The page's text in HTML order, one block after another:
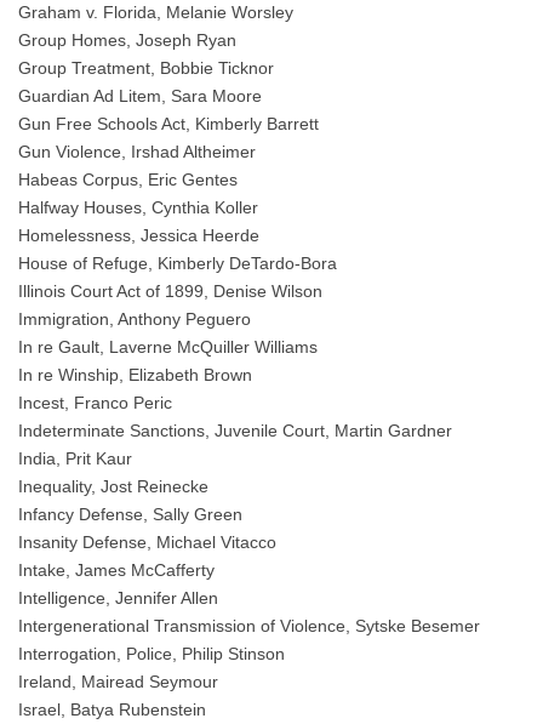
Graham v. Florida, Melanie Worsley
Group Homes, Joseph Ryan
Group Treatment, Bobbie Ticknor
Guardian Ad Litem, Sara Moore
Gun Free Schools Act, Kimberly Barrett
Gun Violence, Irshad Altheimer
Habeas Corpus, Eric Gentes
Halfway Houses, Cynthia Koller
Homelessness, Jessica Heerde
House of Refuge, Kimberly DeTardo-Bora
Illinois Court Act of 1899, Denise Wilson
Immigration, Anthony Peguero
In re Gault, Laverne McQuiller Williams
In re Winship, Elizabeth Brown
Incest, Franco Peric
Indeterminate Sanctions, Juvenile Court, Martin Gardner
India, Prit Kaur
Inequality, Jost Reinecke
Infancy Defense, Sally Green
Insanity Defense, Michael Vitacco
Intake, James McCafferty
Intelligence, Jennifer Allen
Intergenerational Transmission of Violence, Sytske Besemer
Interrogation, Police, Philip Stinson
Ireland, Mairead Seymour
Israel, Batya Rubenstein